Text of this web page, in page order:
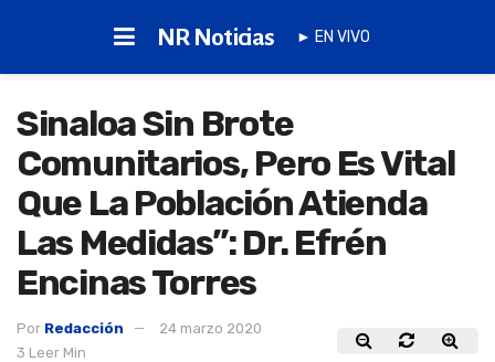
NR Noticias ► EN VIVO
Sinaloa Sin Brote
Comunitarios, Pero Es Vital
Que La Población Atienda
Las Medidas”: Dr. Efrén
Encinas Torres
Por Redacción
24 marzo 2020
3 Leer Min